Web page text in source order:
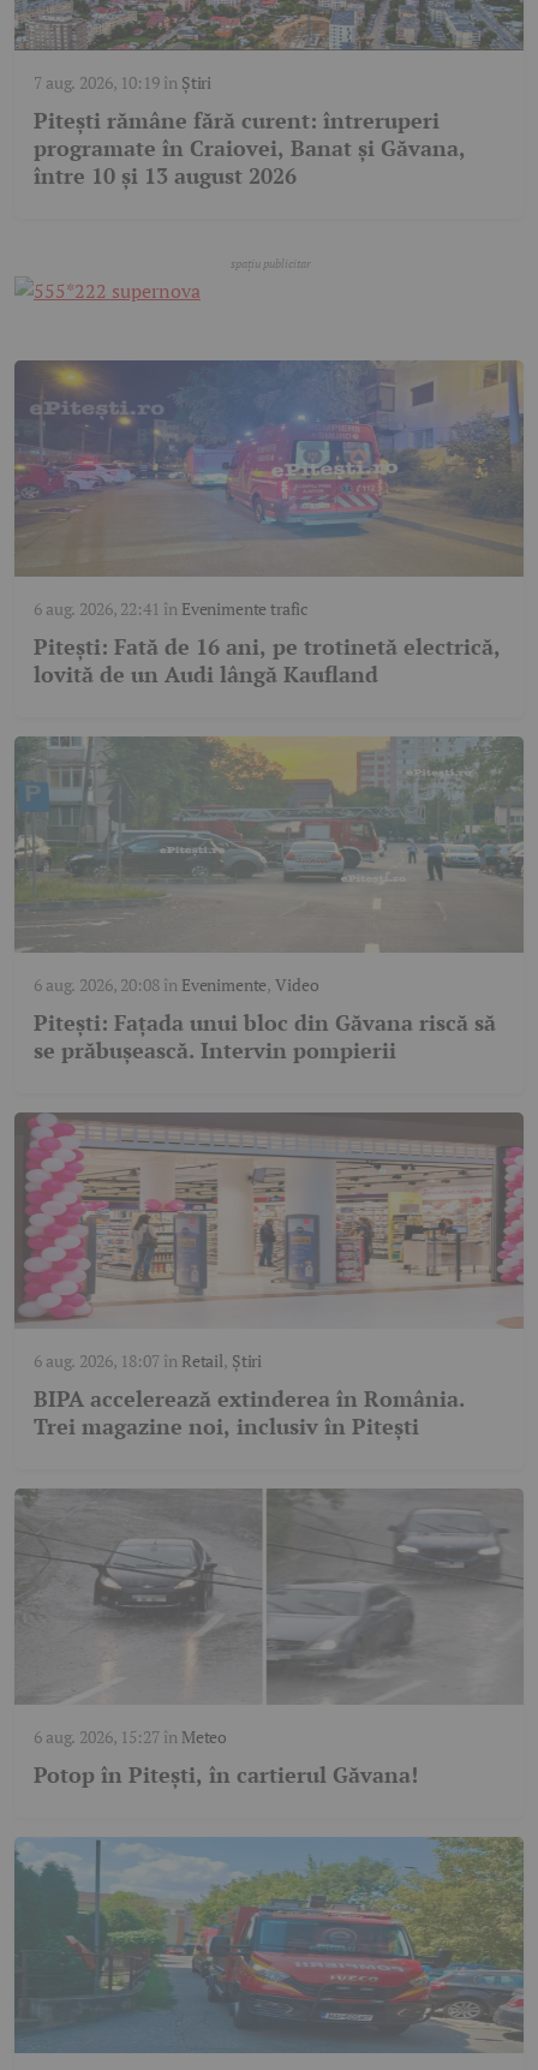
7 aug. 2026, 10:19în Știri
Pitești rămâne fără curent: întreruperi
programate în Craiovei, Banat și Găvana,
între 10 și 13 august 2026
6 aug. 2026, 22:41 în Evenimente trafic
Pitești: Fată de 16 ani, pe trotinetă electrică,
lovită de un Audi lângă Kaufland
6 aug. 2026, 20:08în Evenimente,Video
Pitești: Fațada unui bloc din Găvana riscă să
se prăbușească. Intervin pompierii
6 aug. 2026, 18:07în Retail, Știri
BIPA accelerează extinderea în România.
Trei magazine noi, inclusiv în Pitești
6 aug. 2026, 15:27în Meteo
Potop în Pitești, în cartierul Găvana!